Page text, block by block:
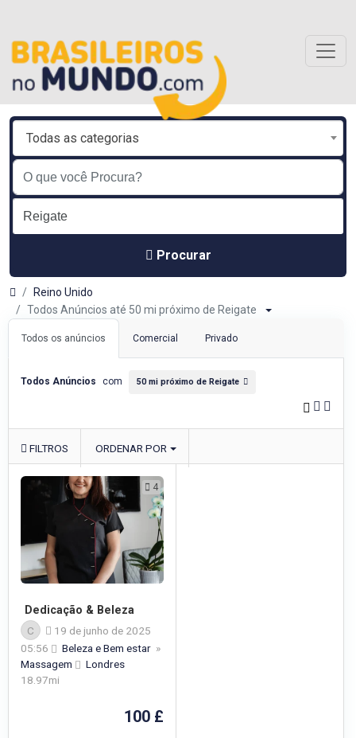
Todas as categorias
Procurar
Reino Unido
Todos Anúncios até 50 mi próximo de Reigate
Todos os anúncios Comercial Privado
Todos Anúncios com 50 mi próximo de Reigate
FILTROS ORDENAR POR
4
Dedicação & Beleza
C
19 de junho de 2025
05:56
Beleza e Bem estar »
Massagem
Londres
18.97mi
100 £